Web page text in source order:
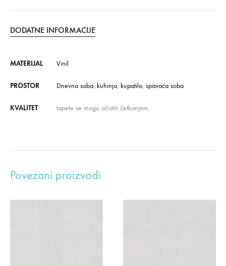
DODATNE INFORMACIJE
MATERIJAL Vinil
PROSTOR Dnevna soba, kuhinja, kupatilo, spavaća soba
KVALITET tapete se mogu očistiti četkanjem.
Povezani proizvodi